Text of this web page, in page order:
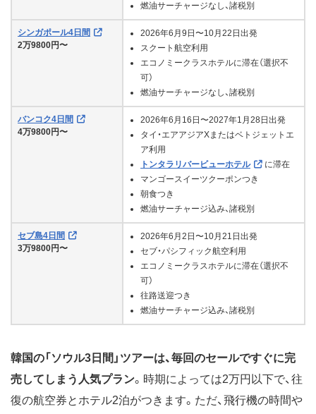
燃油サーチャージなし、諸税別
シンガポール4日間
2万9800円〜
2026年6月9日〜10月22日出発
スクート航空利用
エコノミークラスホテルに滞在（選択不
可）
燃油サーチャージなし、諸税別
バンコク4日間
4万9800円〜
2026年6月16日〜2027年1月28日出発
タイ・エアアジアXまたはベトジェットエ
ア利用
トンタラリバービューホテル
に滞在
マンゴースイーツクーポンつき
朝食つき
燃油サーチャージ込み、諸税別
セブ島4日間
3万9800円〜
2026年6月2日〜10月21日出発
セブ・パシフィック航空利用
エコノミークラスホテルに滞在（選択不
可）
往路送迎つき
燃油サーチャージ込み、諸税別
韓国の「ソウル3日間」ツアーは、毎回のセールですぐに完
売してしまう人気プラン。時期によっては2万円以下で、往
復の航空券とホテル2泊がつきます。ただ、飛行機の時間や